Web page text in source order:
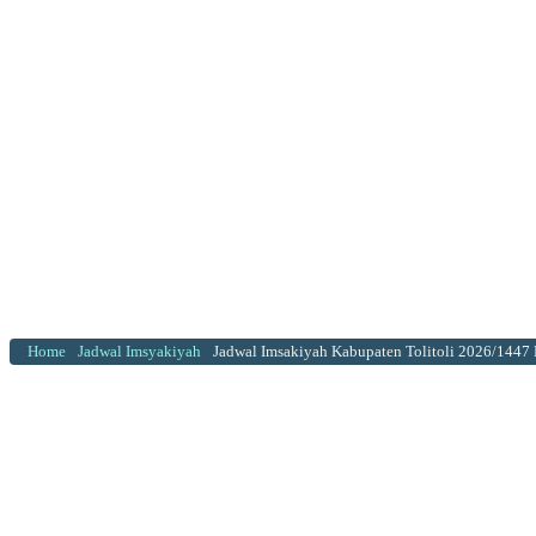
Home Jadwal Imsyakiyah Jadwal Imsakiyah Kabupaten Tolitoli 2026/1447